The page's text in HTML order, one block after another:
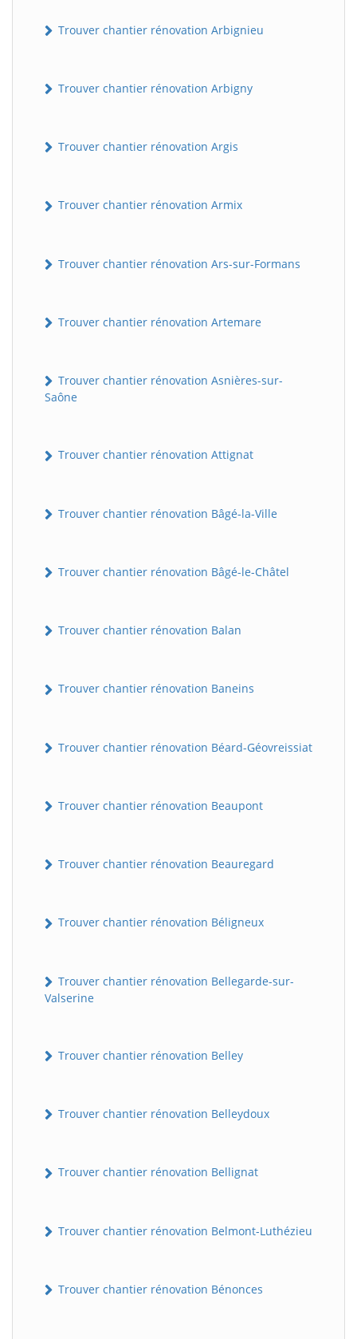
Trouver chantier rénovation Arbignieu
Trouver chantier rénovation Arbigny
Trouver chantier rénovation Argis
Trouver chantier rénovation Armix
Trouver chantier rénovation Ars-sur-Formans
Trouver chantier rénovation Artemare
Trouver chantier rénovation Asnières-sur-
Saône
Trouver chantier rénovation Attignat
Trouver chantier rénovation Bâgé-la-Ville
Trouver chantier rénovation Bâgé-le-Châtel
Trouver chantier rénovation Balan
Trouver chantier rénovation Baneins
Trouver chantier rénovation Béard-Géovreissiat
Trouver chantier rénovation Beaupont
Trouver chantier rénovation Beauregard
Trouver chantier rénovation Béligneux
Trouver chantier rénovation Bellegarde-sur-
Valserine
Trouver chantier rénovation Belley
Trouver chantier rénovation Belleydoux
Trouver chantier rénovation Bellignat
Trouver chantier rénovation Belmont-Luthézieu
Trouver chantier rénovation Bénonces